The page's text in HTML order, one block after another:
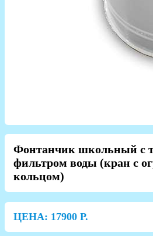
Фонтанчик школьный с
фильтром воды (кран с
кольцом)
ЦЕНА: 17900 Р.